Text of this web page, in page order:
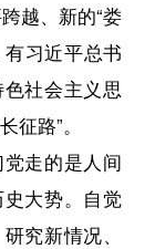
越、新的“娄
有习近平总书
社会主义思
征路”。
走的是人间
大势。自觉
究新情况、